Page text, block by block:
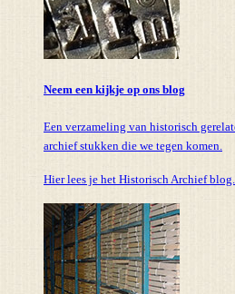
Neem een kijkje op ons blog
Een verzameling van historisch
archief stukken die we tegen komen.
Hier lees je het Historisch Archief blog...